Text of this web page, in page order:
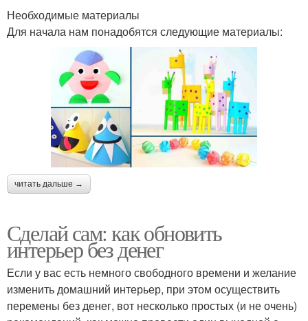
Необходимые материалы
Для начала нам понадобятся следующие материалы:
читать дальше →
Сделай сам: как обновить
интерьер без денег
Если у вас есть немного свободного времени и желание
изменить домашний интерьер, при этом осуществить
перемены без денег, вот несколько простых (и не очень)